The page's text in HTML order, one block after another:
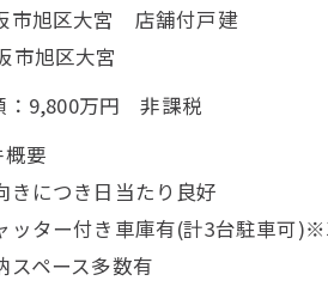
市旭区大宮 店舗付戸建
市旭区大宮
：9,800万円 非課税
概要
きにつき日当たり良好
ッター付き車庫有(計3台駐車可
スペース多数有